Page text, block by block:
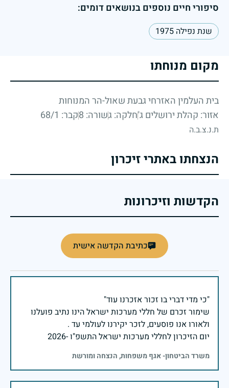
סיפורי חיים נוספים בנושאים דומים:
שנת נפילה 1975
מקום מנוחתו
בית העלמין האזרחי גבעת שאול-הר המנוחות
אזור: קהלת ירושלים ג'חלקה: גשורה: 8 קבר: 68/1
ת.נ.צ.ב.ה
הנצחתו באתרי זיכרון
הקדשות וזיכרונות
כתיבת הקדשה אישית
שימור זכרם של חללי מערכות ישראל הינו נתיב פועלנו
יום הזיכרון לחללי מערכות ישראל התשפ"ו -2026
משרד הביטחון- אגף משפחות, הנצחה ומורשת